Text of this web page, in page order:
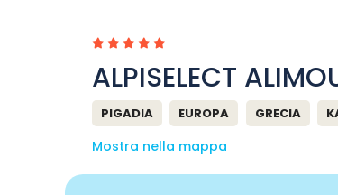
ALPISELECT
PIGADIA EUROPA GRECIA
Mostra nella mappa